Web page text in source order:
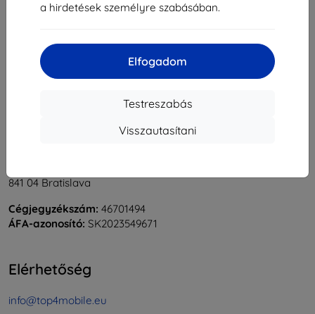
a hirdetések személyre szabásában.
Elfogadom
Testreszabás
Visszautasítani
Összes találat 6.
841 04 Bratislava
Cégjegyzékszám: 46701494
ÁFA-azonosító: SK2023549671
Elérhetőség
info@top4mobile.eu